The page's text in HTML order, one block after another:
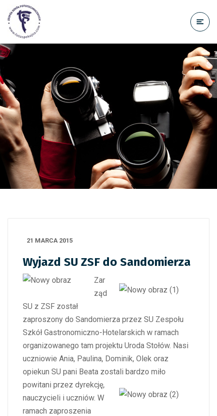
treści
21 MARCA 2015
Wyjazd SU ZSF do Sandomierza
Zar
ząd
SU z ZSF został
zaproszony do Sandomierza przez SU Zespołu
Szkół Gastronomiczno-Hotelarskich w ramach
organizowanego tam projektu Uroda Stołów. Nasi
uczniowie Ania, Paulina, Dominik, Olek oraz
opiekun SU pani Beata zostali bardzo miło
powitani przez dyrekcję,
nauczycieli i uczniów. W
ramach zaproszenia